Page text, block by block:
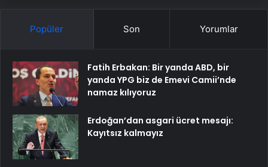
Popüler Son Yorumlar
Fatih Erbakan: Bir yanda ABD, bir
yanda YPG biz de Emevi Camii’nde
namaz kılıyoruz
Erdoğan’dan asgari ücret mesajı:
Kayıtsız kalmayız